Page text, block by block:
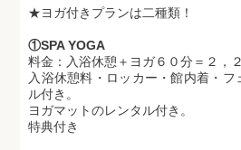
★ヨガ付きプランは二種類！
①SPA YOGA
料金：入浴休憩＋ヨガ６０分＝２，
入浴休憩料・ロッカー・館内着・
ル付き。
ヨガマットのレンタル付き。
特典付き